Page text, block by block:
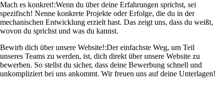
Mach es konkret!:Wenn du über deine Erfahrungen sprichst, sei
spezifisch! Nenne konkrete Projekte oder Erfolge, die du in der
mechanischen Entwicklung erzielt hast. Das zeigt uns, dass du weißt,
wovon du sprichst und was du kannst.
Bewirb dich über unsere Website!:Der einfachste Weg, um Teil
unseres Teams zu werden, ist, dich direkt über unsere Website zu
bewerben. So stellst du sicher, dass deine Bewerbung schnell und
unkompliziert bei uns ankommt. Wir freuen uns auf deine Unterlagen!